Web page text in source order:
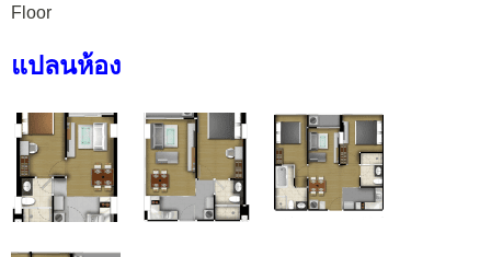
Floor
แปลนห้อง